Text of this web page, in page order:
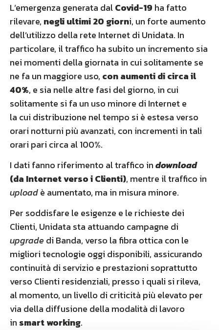
L’emergenza generata dalCovid-19 ha fatto
rilevare, negli ultimi 20 giorni, un forte aumento
dell’utilizzo della rete Internet di Unidata. In
particolare, il traffico ha subito un incremento sia
nei momenti della giornata in cui solitamente se
ne fa un maggiore uso, con aumenti di circa il
40%, e sia nelle altre fasi del giorno, in cui
solitamente si fa un uso minore di Internet e
la cui distribuzione nel tempo si è estesa verso
orari notturni più avanzati, con incrementi in tali
orari pari circa al 100%.
I dati fanno riferimento al traffico indownload
(da Internet verso i Clienti), mentre il traffico in
uploadè aumentato, ma in misura minore.
Per soddisfare le esigenze e le richieste dei
Clienti, Unidata sta attuando campagne di
upgrade di Banda, verso la fibra ottica con le
migliori tecnologie oggi disponibili, assicurando
continuità di servizio e prestazioni soprattutto
verso Clienti residenziali, presso i quali si rileva,
al momento, un livello di criticità più elevato per
via della diffusione della modalità di lavoro
in smart working.